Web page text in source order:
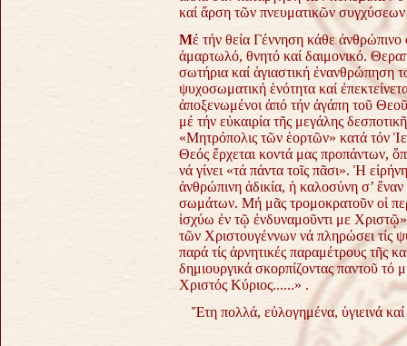
καί ἄρση τῶν πνευματικῶν συγχύσεων
Μέ τήν θεία Γέννηση κάθε ἀνθρώπινο
ἀμαρτωλό, θνητό καί δαιμονικό.
σωτήρια καί ἁγιαστική ἐνανθρώπηση
ψυχοσωματική ἑνότητα καί
ἀποξενωμένοι ἀπό τήν ἀγάπη τοῦ
μέ τήν εὐκαιρία τῆς μεγάλης
«Μητρόπολις τῶν ἑορτῶν» κατά τόν
Θεός ἔρχεται κοντά μας προπάντων,
νά γίνει «τά πάντα τοῖς πᾶσι». Ἡ
ἀνθρώπινη ἀδικία, ἡ καλοσύνη σ’
σωμάτων. Μή μᾶς τρομοκρατοῦν οἱ
ἰσχύω ἐν τῷ ἐνδυναμοῦντι με
τῶν Χριστουγέννων νά πληρώσειτίς
παρά τίς ἀρνητικές παραμέτρους τῆς
δημιουργικά σκορπίζονταςπαντοῦ τό
Χριστός Κύριος......» .
Ἔτη πολλά, εὐλογημένα, ὑγιεινά